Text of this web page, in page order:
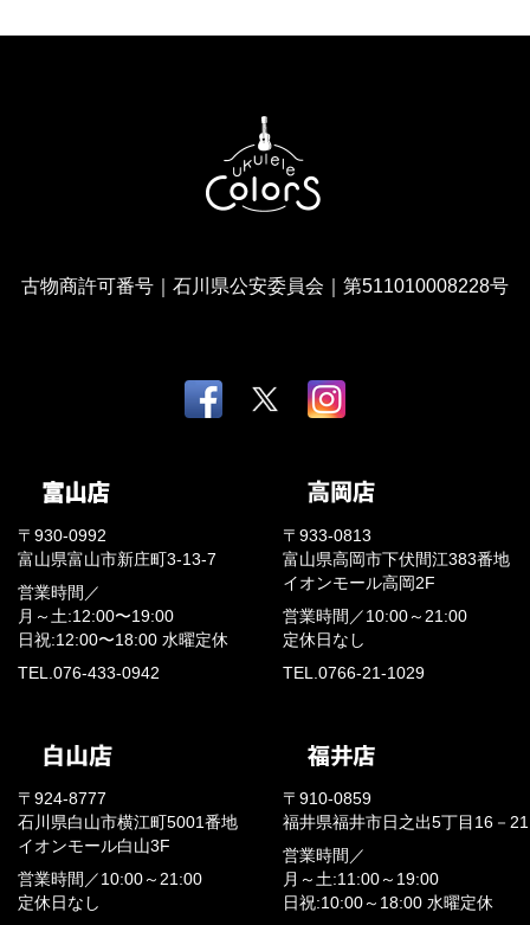
古物商許可番号｜石川県公安委員会｜第511010008228号
〒930-0992
富山県富山市新庄町3-13-7
営業時間／
月～土:12:00〜19:00
日祝:12:00〜18:00 水曜定休
TEL.076-433-0942
〒933-0813
富山県高岡市下伏間江383番地
イオンモール高岡2F
営業時間／ 10:00～21:00
定休日なし
TEL.0766-21-1029
〒924-8777
石川県白山市横江町5001番地
イオンモール白山3F
営業時間／ 10:00～21:00
定休日なし
〒910-0859
福井県福井市日之出5丁目16－21
営業時間／
月～土:11:00～19:00
日祝:10:00～18:00 水曜定休